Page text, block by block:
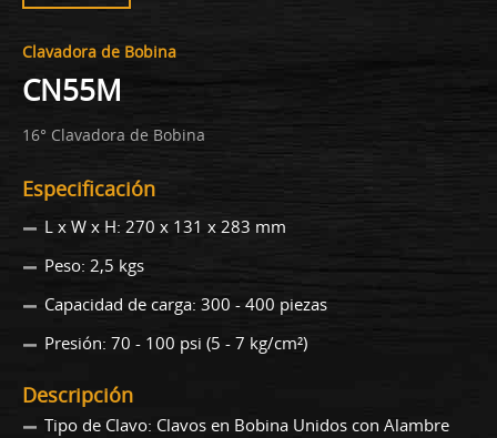
Clavadora de Bobina
CN55M
16° Clavadora de Bobina
Especificación
L x W x H: 270 x 131 x 283 mm
Peso: 2,5 kgs
Capacidad de carga: 300 - 400 piezas
Presión: 70 - 100 psi (5 - 7 kg/cm²)
Descripción
Tipo de Clavo: Clavos en Bobina Unidos con Alambre